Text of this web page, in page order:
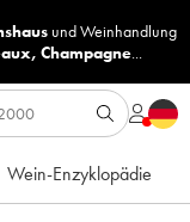
undWeinhandlung
, Champagne...
Wein-Enzyklopädie